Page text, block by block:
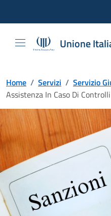
Unione
Home / Servizi / Servizio
Assistenza In Caso Di